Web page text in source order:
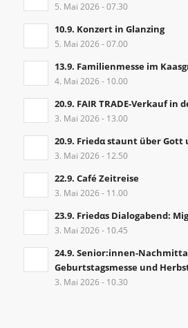
5. Mai 2026 - 07.30
10.9. Konzert in Glanzing
5. Mai 2026 - 07.00
13.9. Familienmesse im
4. Mai 2026 - 10.00
20.9. FAIR TRADE-Verkauf in
3. Mai 2026 - 13.00
20.9. Friedα staunt über Gott
3. Mai 2026 - 12.50
22.9. Café Zeitreise
3. Mai 2026 - 11.00
23.9. Friedαs Dialogabend:
3. Mai 2026 - 10.45
24.9. Senior:innen-
Geburtstagsmesse und
3. Mai 2026 - 10.30